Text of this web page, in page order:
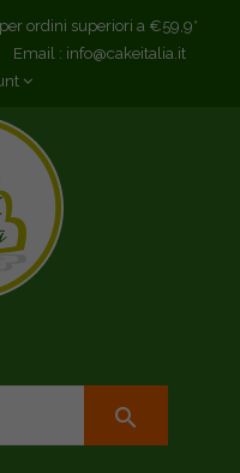
ordini superiori a €59,9*
Email : info@cakeitalia.it
search